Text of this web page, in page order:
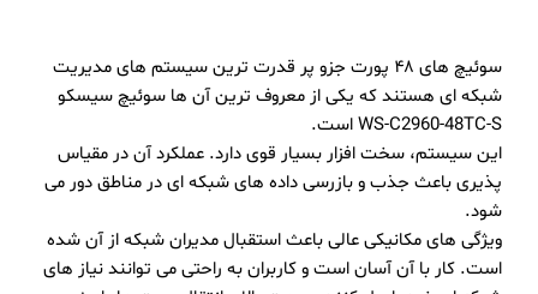
سوئیچ های ۴۸ پورت جزو پر قدرت ترین سیستم های مدیریت
شبکه ای هستند‌ که یکی از معروف ترین آن ها سوئیچ سیسکو
WS-C2960-48TC-S است.
این سیستم، سخت افزار بسیار قوی دارد. عملکرد آن در مقیاس
پذیری باعث جذب و بازرسی داده های شبکه ای در مناطق دور می
شود.
ویژگی های مکانیکی عالی باعث استقبال مدیران شبکه از آن شده
است‌. کار با آن آسان است و کاربران به راحتی می توانند نیاز های